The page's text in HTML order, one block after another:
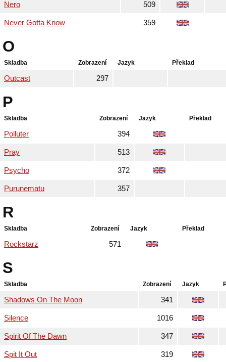
Nero 509
Never Gotta Know 359
O
Skladba Zobrazení Jazyk Překlad
Outcast 297
P
Skladba Zobrazení Jazyk Překlad
Polluter 394
Pray 513
Psycho 372
Purunematu 357
R
Skladba Zobrazení Jazyk Překlad
Rockstarz 571
S
Skladba Zobrazení Jazyk
Shadows On The Moon 341
Silence 1016
Spirit Of The Dawn 347
Spit It Out 319